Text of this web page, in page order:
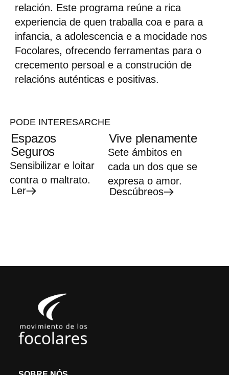
relación. Este programa reúne a rica
experiencia de quen traballa coa e para a
infancia, a adolescencia e a mocidade nos
Focolares, ofrecendo ferramentas para o
crecemento persoal e a construción de
relacións auténticas e positivas.
PODE INTERESARCHE
Vive plenamente
Sete ámbitos en
cada un dos que se
expresa o amor.
Descúbreos
Espazos
Seguros
Sensibilizar e loitar
contra o maltrato.
Ler